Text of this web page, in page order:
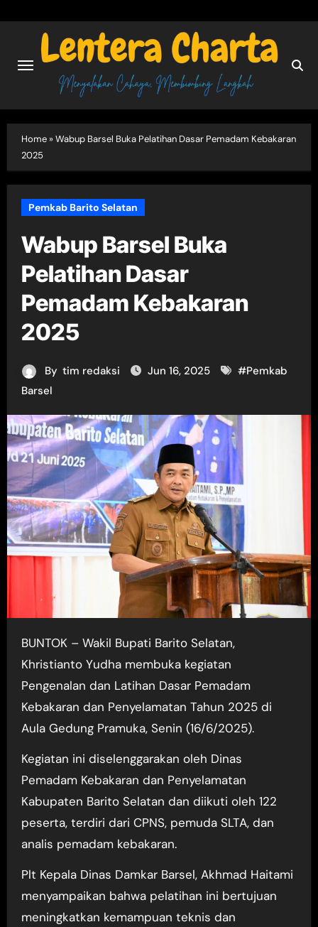
Home»Wabup Barsel Buka Pelatihan Dasar Pemadam Kebakaran
2025
Pemkab Barito Selatan
Wabup Barsel Buka
Pelatihan Dasar
Pemadam Kebakaran
2025
By tim redaksi Jun 16, 2025 #Pemkab
Barsel
BUNTOK – Wakil Bupati Barito Selatan,
Khristianto Yudha membuka kegiatan
Pengenalan dan Latihan Dasar Pemadam
Kebakaran dan Penyelamatan Tahun 2025 di
Aula Gedung Pramuka, Senin (16/6/2025).
Kegiatan ini diselenggarakan oleh Dinas
Pemadam Kebakaran dan Penyelamatan
Kabupaten Barito Selatan dan diikuti oleh 122
peserta, terdiri dari CPNS, pemuda SLTA, dan
analis pemadam kebakaran.
Plt Kepala Dinas Damkar Barsel, Akhmad Haitami
menyampaikan bahwa pelatihan ini bertujuan
meningkatkan kemampuan teknis dan